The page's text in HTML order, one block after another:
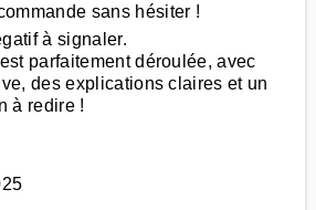
sans hésiter !
à signaler.
parfaitement déroulée, avec
des explications claires et un
à redire !